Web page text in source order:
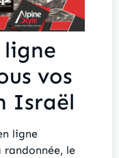
vos
Israël
ligne
randonnée, le